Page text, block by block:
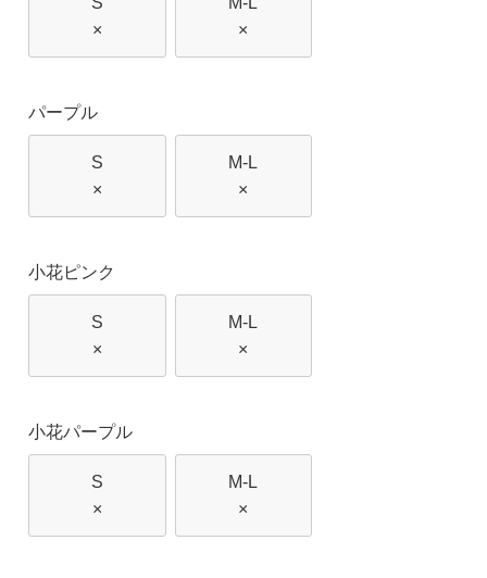
×
×
パープル
S
×
M-L
×
小花ピンク
S
×
M-L
×
小花パープル
S
×
M-L
×